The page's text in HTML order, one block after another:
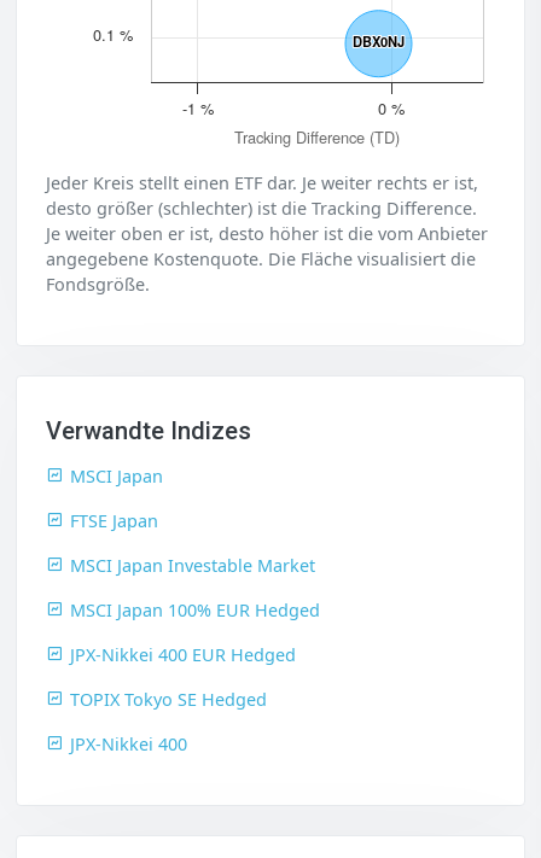
Tracking Difference (TD)
DBX0NJ
DBX0NJ
-1 % 0 %
0.1 %
Jeder Kreis stellt einen ETF dar. Je weiter rechts er ist,
desto größer (schlechter) ist die Tracking Difference.
Je weiter oben er ist, desto höher ist die vom Anbieter
angegebene Kostenquote. Die Fläche visualisiert die
Fondsgröße.
Verwandte Indizes
MSCI Japan
FTSE Japan
MSCI Japan Investable Market
MSCI Japan 100% EUR Hedged
JPX-Nikkei 400 EUR Hedged
TOPIX Tokyo SE Hedged
JPX-Nikkei 400